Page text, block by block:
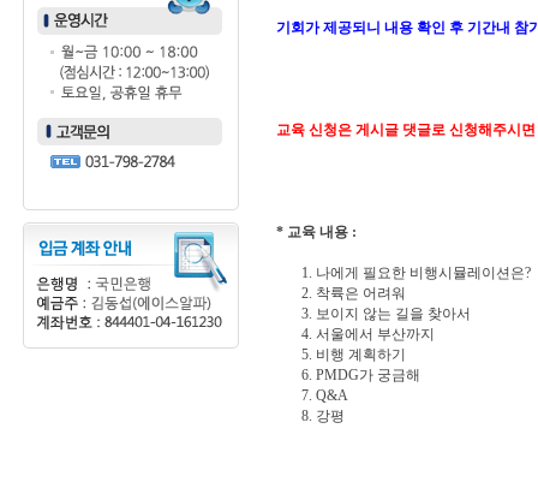
기회가 제공되니 내용 확인 후 기간내 참
교육 신청은 게시글 댓글로 신청해주시
* 교육 내용 :
1. 나에게 필요한 비행시뮬레이션은?
2. 착륙은 어려워
3. 보이지 않는 길을 찾아서
4. 서울에서 부산까지
5. 비행 계획하기
6. PMDG가 궁금해
7. Q&A
8. 강평